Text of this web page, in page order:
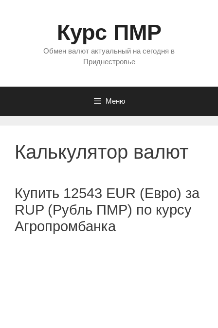
Курс ПМР
Обмен валют актуальный на сегодня в
Приднестровье
Меню
Калькулятор валют
Купить 12543 EUR (Евро) за
RUP (Рубль ПМР) по курсу
Агропромбанка